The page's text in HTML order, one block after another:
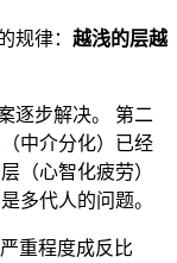
规律： 越浅的层越
逐步解决。 第二
中介分化）已经
（心智化疲劳）
多代人的问题。
重程度成反比